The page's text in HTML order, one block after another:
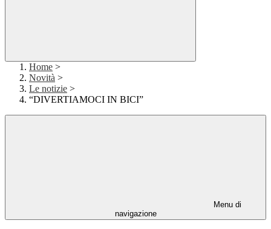
Home >
Novità >
Le notizie >
“DIVERTIAMOCI IN BICI”
Menu di
navigazione